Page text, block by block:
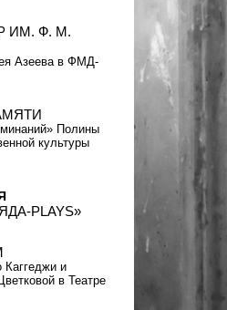
ИМ. Ф. М.
Азеева в ФМД-
Полины
культуры
PLAYS»
Каггеджи и
в Театре